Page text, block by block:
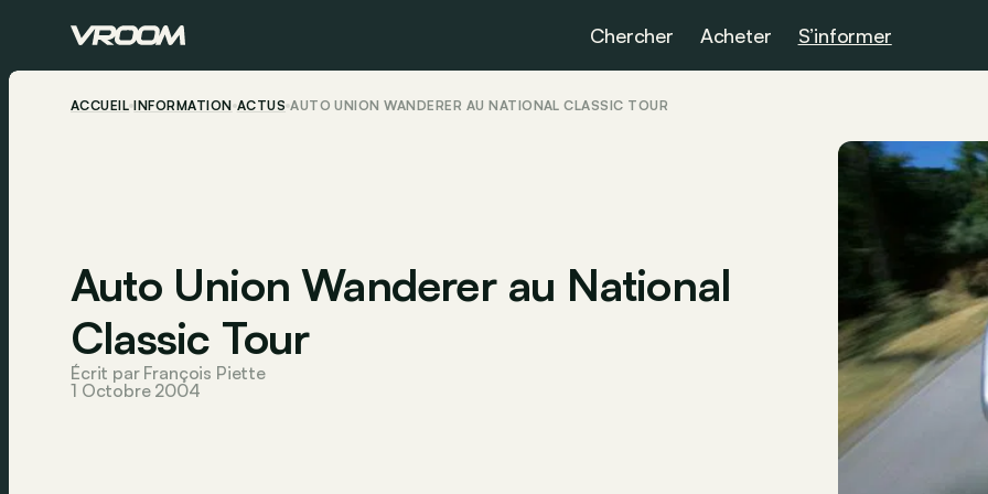
Chercher Acheter S’informer
ACCUEIL INFORMATION ACTUS AUTO UNION WANDERER AU NATIONAL CLASSIC TOUR
Auto Union Wanderer au National
Classic Tour
Écrit par François Piette
1 Octobre 2004